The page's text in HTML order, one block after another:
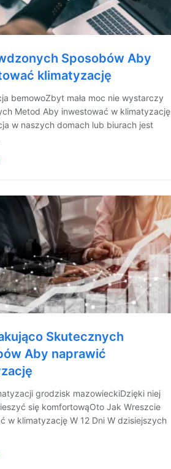
Sposobów Aby
klimatyzację
bemowoZbyt mała moc nie wystarczy
Metod Aby inwestować w klimatyzację
w naszych domach lub biurach jest
Skutecznych
Aby naprawić
grodzisk mazowieckiDzięki niej
się komfortowąOto Jak Wreszcie
w klimatyzację W 12 Dni W dzisiejszych